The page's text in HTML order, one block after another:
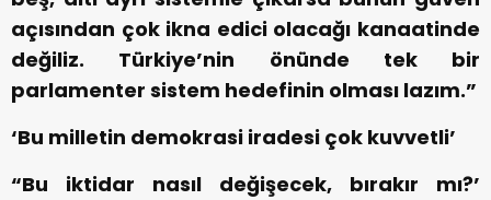
açısından çok ikna edici olacağı kanaatinde
değiliz. Türkiye’nin önünde tek bir
parlamenter sistem hedefinin olması lazım.”
‘Bu milletin demokrasi iradesi çok kuvvetli’
“Bu iktidar nasıl değişecek, bırakır mı?’